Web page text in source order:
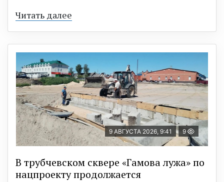
Читать далее
9 АВГУСТА 2026, 9:41 9
В трубчевском сквере «Гамова лужа» по
нацпроекту продолжается